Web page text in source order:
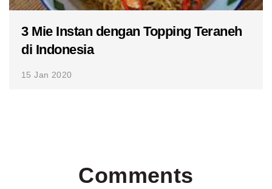
3 Mie Instan dengan Topping Teraneh
di Indonesia
15 Jan 2020
Comments